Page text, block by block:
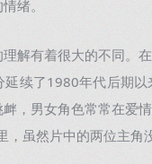
绪。
有着很大的不同。在
延续了1980年代后期
，男女角色常常在爱
，虽然片中的两位主角